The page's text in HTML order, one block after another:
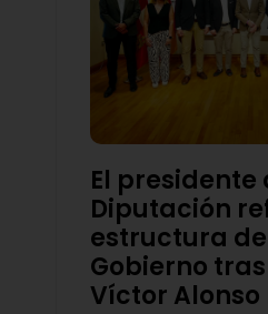
El presidente
Diputación
estructura
Gobierno
Víctor Alonso